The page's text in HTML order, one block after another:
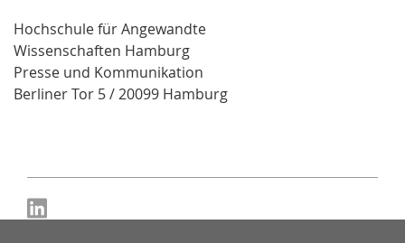
Hochschule für Angewandte
Wissenschaften Hamburg
Presse und Kommunikation
Berliner Tor 5 / 20099 Hamburg